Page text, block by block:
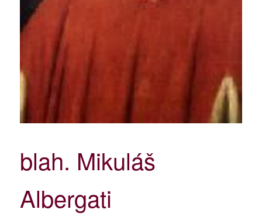
blah. Mikuláš
Albergati